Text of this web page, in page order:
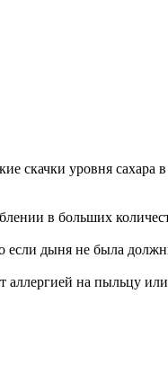
скачки уровня сахара
в больших
если дыня не была
аллергией на пыльцу